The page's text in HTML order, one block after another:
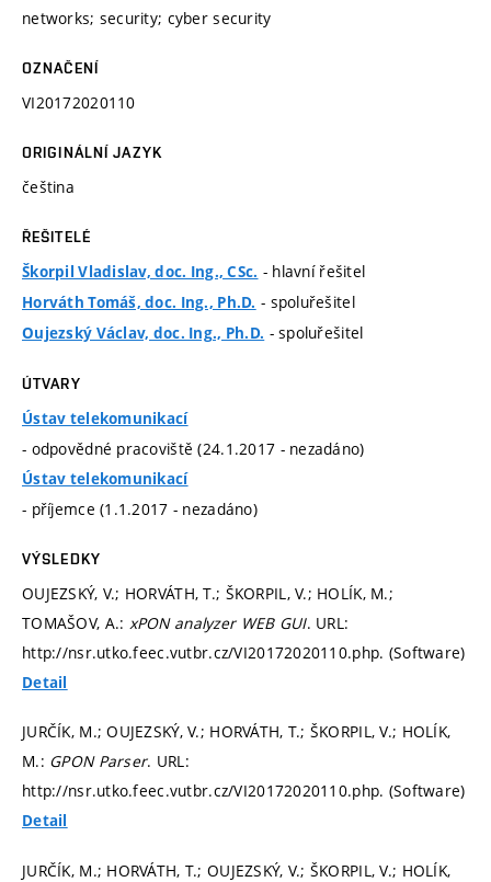
networks; security; cyber security
OZNAČENÍ
VI20172020110
ORIGINÁLNÍ JAZYK
čeština
ŘEŠITELÉ
Škorpil Vladislav, doc. Ing., CSc. - hlavní řešitel
Horváth Tomáš, doc. Ing., Ph.D. - spoluřešitel
Oujezský Václav, doc. Ing., Ph.D. - spoluřešitel
ÚTVARY
Ústav telekomunikací
- odpovědné pracoviště (24.1.2017 - nezadáno)
Ústav telekomunikací
- příjemce (1.1.2017 - nezadáno)
VÝSLEDKY
OUJEZSKÝ, V.; HORVÁTH, T.; ŠKORPIL, V.; HOLÍK, M.;
TOMAŠOV, A.: xPON analyzer WEB GUI. URL:
http://nsr.utko.feec.vutbr.cz/VI20172020110.php. (Software)
Detail
JURČÍK, M.; OUJEZSKÝ, V.; HORVÁTH, T.; ŠKORPIL, V.; HOLÍK,
M.: GPON Parser. URL:
http://nsr.utko.feec.vutbr.cz/VI20172020110.php. (Software)
Detail
JURČÍK, M.; HORVÁTH, T.; OUJEZSKÝ, V.; ŠKORPIL, V.; HOLÍK,